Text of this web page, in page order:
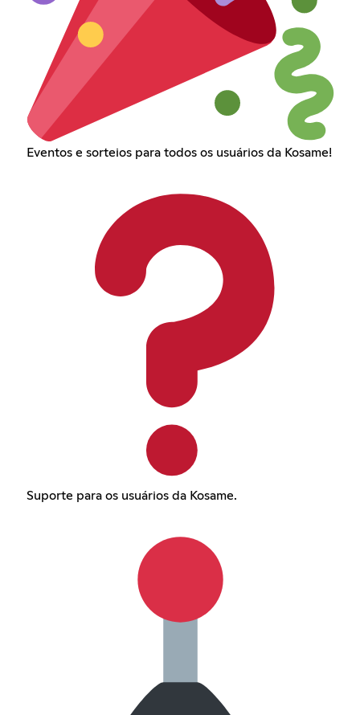
Eventos e sorteios para todos os usuários da Kosame!
Suporte para os usuários da Kosame.